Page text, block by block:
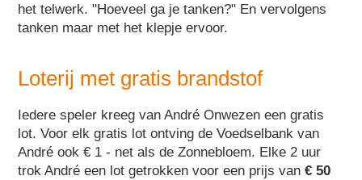
het telwerk. "Hoeveel ga je tanken?" En vervolgens
tanken maar met het klepje ervoor.
Loterij met gratis brandstof
Iedere speler kreeg van André Onwezen een gratis
lot. Voor elk gratis lot ontving de Voedselbank van
André ook € 1 - net als de Zonnebloem. Elke 2 uur
trok André een lot getrokken voor een prijs van€ 50